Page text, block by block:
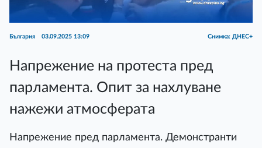
България 03.09.2025 13:09 Снимка: ДНЕС+
Напрежение на протеста пред
парламента. Опит за нахлуване
нажежи атмосферата
Напрежение пред парламента. Демонстранти